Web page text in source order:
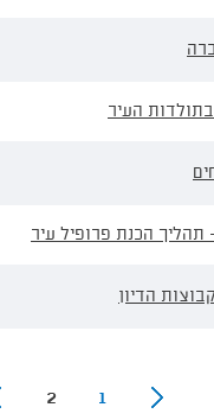
העיר
הכנת פרופיל עיר
הדיון
1
2